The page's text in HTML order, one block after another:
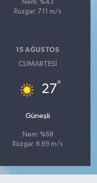
Nem: %43
Rüzgar: 7.11 m/s
15 AĞUSTOS
CUMARTESI
27°
Güneşli
Nem: %68
Rüzgar: 6.69 m/s